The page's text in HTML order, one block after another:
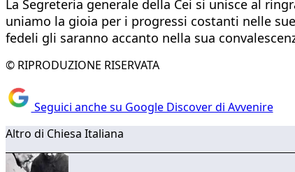
La Segreteria generale della Cei si unisce al
uniamo la gioia per i progressi costanti nelle
fedeli gli saranno accanto nella sua
© RIPRODUZIONE RISERVATA
Seguici anche su Google Discover di Avvenire
Altro di Chiesa Italiana